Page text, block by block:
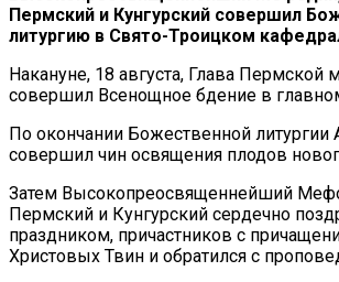
Пермский и Кунгурский совершил
литургию в Свято-Троицком
Накануне, 18 августа, Глава Пермской
совершил Всенощное бдение в
По окончании Божественной литургии
совершил чин освящения плодов
Затем Высокопреосвященнейший
Пермский и Кунгурский сердечно
праздником, причастников с
Христовых Твин и обратился с